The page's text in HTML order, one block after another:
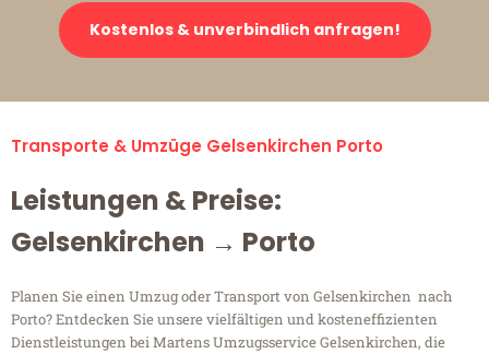
Kostenlos & unverbindlich anfragen!
Transporte & Umzüge Gelsenkirchen Porto
Leistungen & Preise:
Gelsenkirchen → Porto
Planen Sie einen Umzug oder Transport von Gelsenkirchen nach
Porto? Entdecken Sie unsere vielfältigen und kosteneffizienten
Dienstleistungen bei Martens Umzugsservice Gelsenkirchen, die